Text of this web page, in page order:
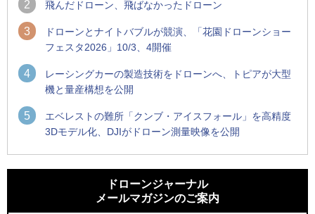
2 飛んだドローン、飛ばなかったドローン
3
ドローンとナイトバブルが競演、「花園ドローンショー
フェスタ2026」10/3、4開催
4
レーシングカーの製造技術をドローンへ、トピアが大型
機と量産構想を公開
5
エベレストの難所「クンブ・アイスフォール」を高精度
3Dモデル化、DJIがドローン測量映像を公開
ン」とドローンショーによる新演出を実施
防衛装備庁「迎撃ドローン早期取得プログラム」にテラドロ
ン」とドローンショーによる新演出を実施
国産AUVを社会実装へ、スタートアップ「BlueArch株式会
ドローンジャーナル
メールマガジンのご案内